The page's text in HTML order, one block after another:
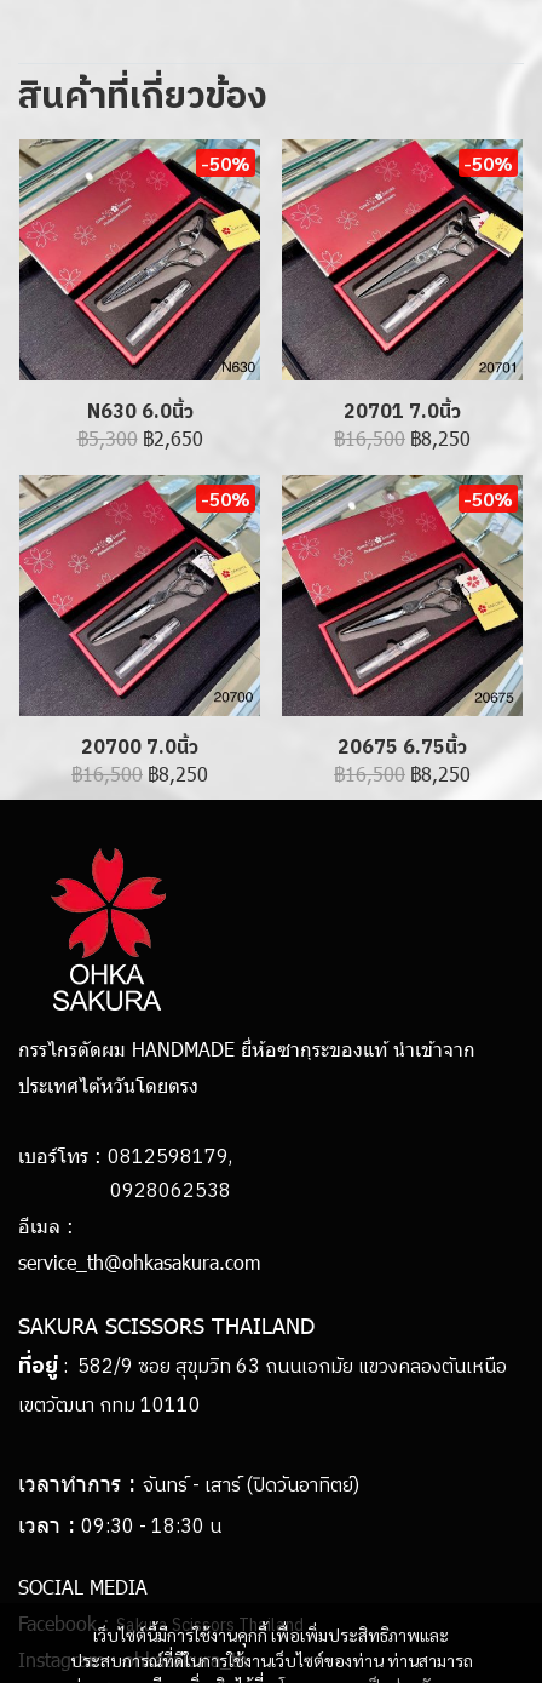
สินค้าที่เกี่ยวข้อง
-50%
N630 6.0นิ้ว
฿5,300 ฿2,650
-50%
20701 7.0นิ้ว
฿16,500 ฿8,250
-50%
20700 7.0นิ้ว
฿16,500 ฿8,250
-50%
20675 6.75นิ้ว
฿16,500 ฿8,250
เว็บไซต์นี้มีการใช้งานคุกกี้ เพื่อเพิ่มประสิทธิภาพและ
ประสบการณ์ที่ดีในการใช้งานเว็บไซต์ของท่าน ท่านสามารถ
กรรไกรตัดผม HANDMADE ยี่ห้อซากุระของแท้ นำเข้าจาก
ประเทศไต้หวันโดยตรง
เบอร์โทร : 0812598179,
0928062538
อีเมล :
service_th@ohkasakura.com
SAKURA SCISSORS THAILAND
ที่อยู่: 582/9 ซอย สุขุมวิท 63 ถนนเอกมัย แขวงคลองตันเหนือ
เขตวัฒนา กทม 10110
เวลาทำการ : จันทร์ - เสาร์ (ปิดวันอาทิตย์)
เวลา : 09:30 - 18:30 น
SOCIAL MEDIA
Facebook : Sakura Scissors Thailand
Instagram :ohkasakura_th